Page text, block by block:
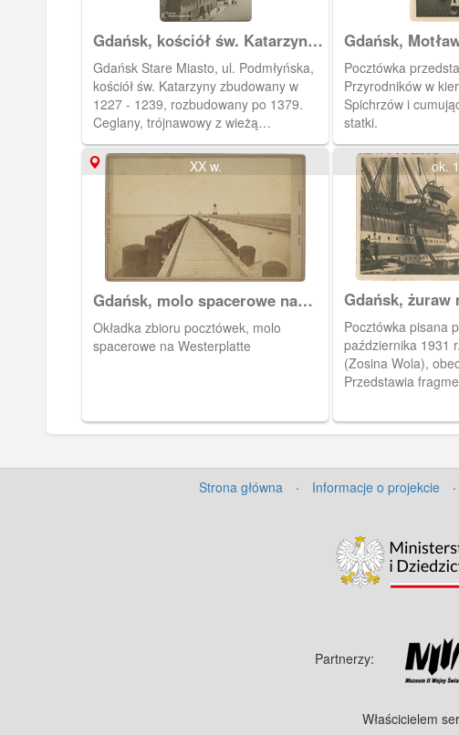
Gdańsk, kościół św. Katarzyny,
Danzig Katharinenkirche
Gdańsk Stare Miasto, ul. Podmłyńska,
kościół św. Katarzyny zbudowany w
1227 - 1239, rozbudowany po 1379.
Ceglany, trójnawowy z wieżą
zwieńczoną barokowym hełmem
Jacoba van den Blocke' a.
Gdańsk,
Pocztówka
Przyrodników w
Spichrzów i
statki.
XX w.
Gdańsk, molo spacerowe na
Westerplatte
Okładka zbioru pocztówek, molo
spacerowe na Westerplatte
ok.
Gdańsk, żuraw
Dziadek
Pocztówka pisana
października 1931
(Zosina Wola),
Przedstawia
zwanym Dziadkiem.
Strona główna · Informacje o projekcie ·
Partnerzy:
Właścicielem